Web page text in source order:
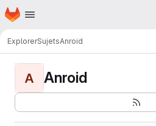
Passer au contenu principal
Page d'accueil
ExplorerSujetsAnroid
A Anroid